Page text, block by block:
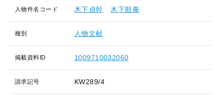
人物件名コード 木下貞幹 木下順庵
種別 人物文献
掲載資料ID 1009710032060
請求記号 KW289/4